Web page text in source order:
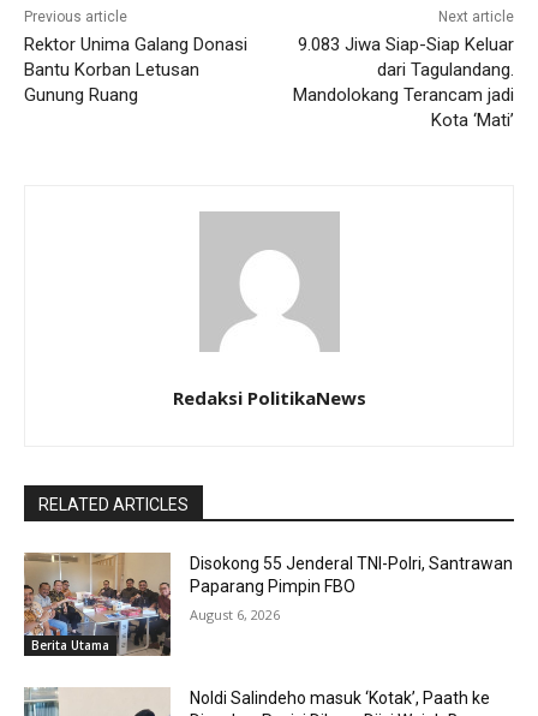
Previous article
Rektor Unima Galang Donasi
Bantu Korban Letusan
Gunung Ruang
Next article
9.083 Jiwa Siap-Siap Keluar
dari Tagulandang.
Mandolokang Terancam jadi
Kota ‘Mati’
Redaksi PolitikaNews
RELATED ARTICLES
Berita Utama
Disokong 55 Jenderal TNI-Polri, Santrawan
Paparang Pimpin FBO
August 6, 2026
Noldi Salindeho masuk ‘Kotak’, Paath ke